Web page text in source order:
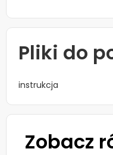
Pliki do
instrukcja
Zobacz